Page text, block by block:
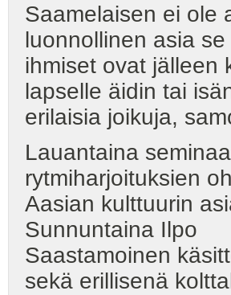
Saamelaisen ei ole
luonnollinen asia
ihmiset ovat jälleen
lapselle äidin tai
erilaisia joikuja,
Lauantaina
rytmiharjoituksien
Aasian kulttuurin
Sunnuntaina Ilpo
Saastamoinen
sekä erillisenä